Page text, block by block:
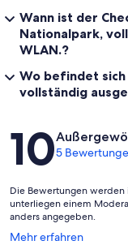
Wann ist der
Nationalpark,
WLAN.?
Wo befindet
vollständig
105
Die Bewertungen werden
unterliegen einem
anders angegeben.
Mehr erfahren
Wird